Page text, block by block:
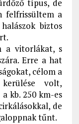
típus, de
felfrissültem a
biztos
a vitorlákat, s
Erre a hat
célom a
volt,
kb. 250 km-es
de
tűnt.